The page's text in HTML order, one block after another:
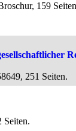
159
251 Seiten.
Seiten.